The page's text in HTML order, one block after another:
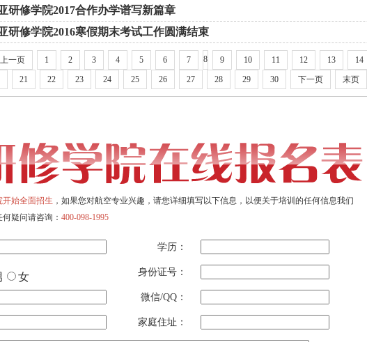
研修学院2017合作办学谱写新篇章
研修学院2016寒假期末考试工作圆满结束
上一页 1 2 3 4 5 6 7 8 9 10 11 12 13 14
21 22 23 24 25 26 27 28 29 30 下一页 末页
始全面招生 ，如果您对航空专业兴趣，请您详细填写以下信息，以便关于培训的任何信息我们
疑问请咨询： 400-098-1995
学历：
女 身份证号：
微信/QQ：
家庭住址：